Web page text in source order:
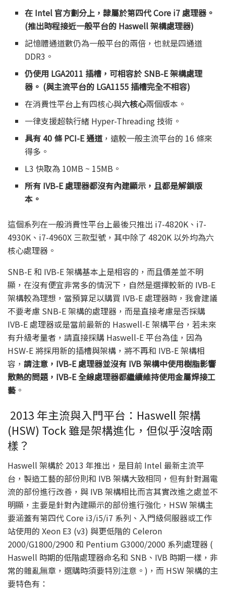
在 Intel 官方劃分上，隸屬於第四代 Core i7 處理器。
(推出時程接近一般平台的 Haswell 架構處理器)
記憶體通道數仍為一般平台的兩倍，也就是四通道
DDR3。
仍使用 LGA2011 插槽，可相容於 SNB-E 架構處理
器。 (與主流平台的 LGA1155 插槽完全不相容)
在消費性平台上有四核心與六核心兩個版本。
一律支援超執行緒 Hyper-Threading 技術。
具有 40 條 PCI-E 通道，遠較一般主流平台的 16 條來
得多。
L3 快取為 10MB ~ 15MB。
所有 IVB-E 處理器都沒有內建顯示，且都是解鎖版
本。
這個系列在一般消費性平台上最後只推出 i7-4820K、i7-
4930K、i7-4960X 三款型號，其中除了 4820K 以外均為六
核心處理器。
SNB-E 和 IVB-E 架構基本上是相容的，而且價差並不明
顯，在沒有便宜非常多的情況下，自然是選擇較新的 IVB-E
架構較為理想，當預算足以購買 IVB-E 處理器時，我會建議
不要考慮 SNB-E 架構的處理器，而是直接考慮是否採購
IVB-E 處理器或是當前最新的 Haswell-E 架構平台，若未來
有升級考量者，請直接採購 Haswell-E 平台為佳，因為
HSW-E 將採用新的插槽與架構，將不再和 IVB-E 架構相
容， 請注意，IVB-E 處理器並沒有 IVB 架構中使用樹脂影響
散熱的問題，IVB-E 全線處理器都繼續維持使用金屬焊接工
藝 。
2013 年主流與入門平台：Haswell 架構
(HSW) Tock 雖是架構進化，但似乎沒啥兩
樣？
Haswell 架構於 2013 年推出，是目前 Intel 最新主流平
台，製造工藝的部份則和 IVB 架構大致相同，但有針對漏電
流的部份進行改善，與 IVB 架構相比而言其實改進之處並不
明顯，主要是針對內建顯示的部份進行強化，HSW 架構主
要涵蓋有第四代 Core i3/i5/i7 系列、入門級伺服器或工作
站使用的 Xeon E3 (v3) 與更低階的 Celeron
2000/G1800/2900 和 Pentium G3000/2000 系列處理器 (
Haswell 時期的低階處理器命名和 SNB、IVB 時期一樣，非
常的雜亂無章，選購時須要特別注意。)，而 HSW 架構的主
要特色有：